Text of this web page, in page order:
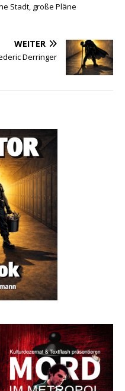
Stadt, große Pläne
WEITER
Derringer